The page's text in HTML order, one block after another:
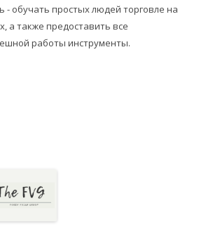
обучать простых людей торговле на
а также предоставить все
работы инструменты.